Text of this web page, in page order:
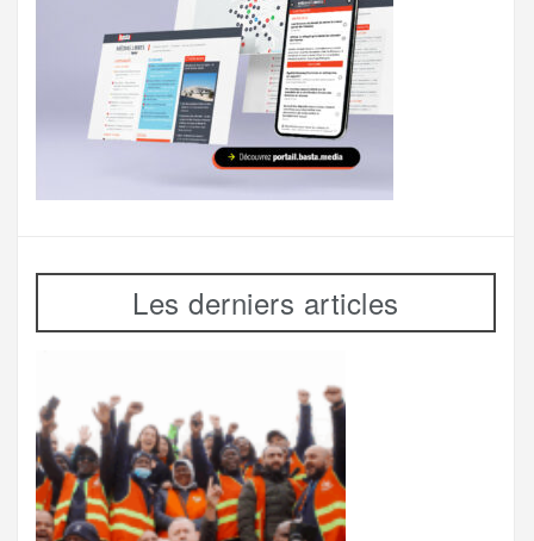
Les derniers articles